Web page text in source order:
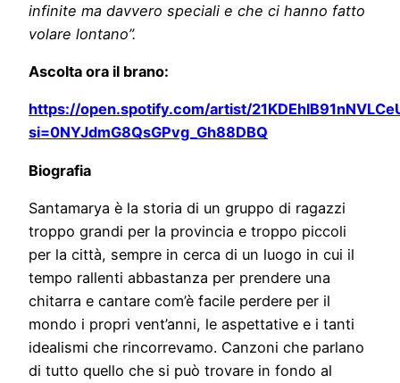
infinite ma davvero speciali e che ci hanno fatto
volare lontano”.
Ascolta ora il brano:
https://open.spotify.com/artist/
si=0NYJdmG8QsGPvg_Gh88DBQ
Biografia
Santamarya è la storia di un gruppo di ragazzi
troppo grandi per la provincia e troppo piccoli
per la città, sempre in cerca di un luogo in cui il
tempo rallenti abbastanza per prendere una
chitarra e cantare com’è facile perdere per il
mondo i propri vent’anni, le aspettative e i tanti
idealismi che rincorrevamo. Canzoni che parlano
di tutto quello che si può trovare in fondo al